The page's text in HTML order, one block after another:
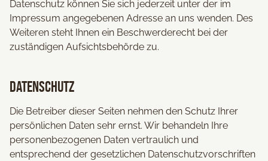
Datenschutz können Sie sich jederzeit unter der im
Impressum angegebenen Adresse an uns wenden. Des
Weiteren steht Ihnen ein Beschwerderecht bei der
zuständigen Aufsichtsbehörde zu.
Datenschutz
Die Betreiber dieser Seiten nehmen den Schutz Ihrer
persönlichen Daten sehr ernst. Wir behandeln Ihre
personenbezogenen Daten vertraulich und
entsprechend der gesetzlichen Datenschutzvorschriften